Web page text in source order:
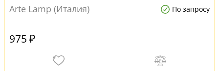
Arte Lamp (Италия)
По запросу
975 ₽